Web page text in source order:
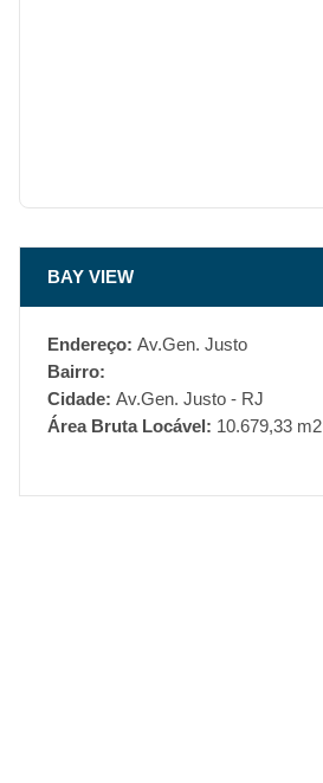
BAY VIEW
Endereço: Av.Gen. Justo
Bairro:
Cidade: Av.Gen. Justo - RJ
Área Bruta Locável: 10.679,33 m2